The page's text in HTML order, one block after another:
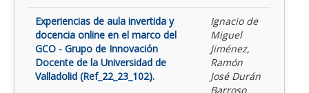
Experiencias de aula invertida y
docencia online en el marco del
GCO - Grupo de Innovación
Docente de la Universidad de
Valladolid (Ref_22_23_102).
Ignacio de
Miguel
Jiménez,
Ramón
José Durán
Barroso